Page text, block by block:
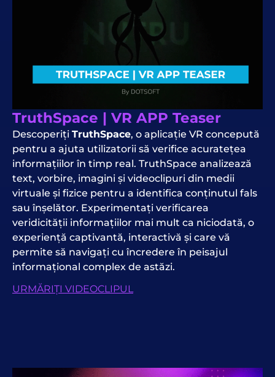
TruthSpace | VR APP Teaser
Descoperiți TruthSpace, o aplicație VR concepută
pentru a ajuta utilizatorii să verifice acuratețea
informațiilor în timp real. TruthSpace analizează
text, vorbire, imagini și videoclipuri din medii
virtuale și fizice pentru a identifica conținutul fals
sau înșelător. Experimentați verificarea
veridicității informațiilor mai mult ca niciodată, o
experiență captivantă, interactivă și care vă
permite să navigați cu încredere în peisajul
informațional complex de astăzi.
URMĂRIȚI VIDEOCLIPUL